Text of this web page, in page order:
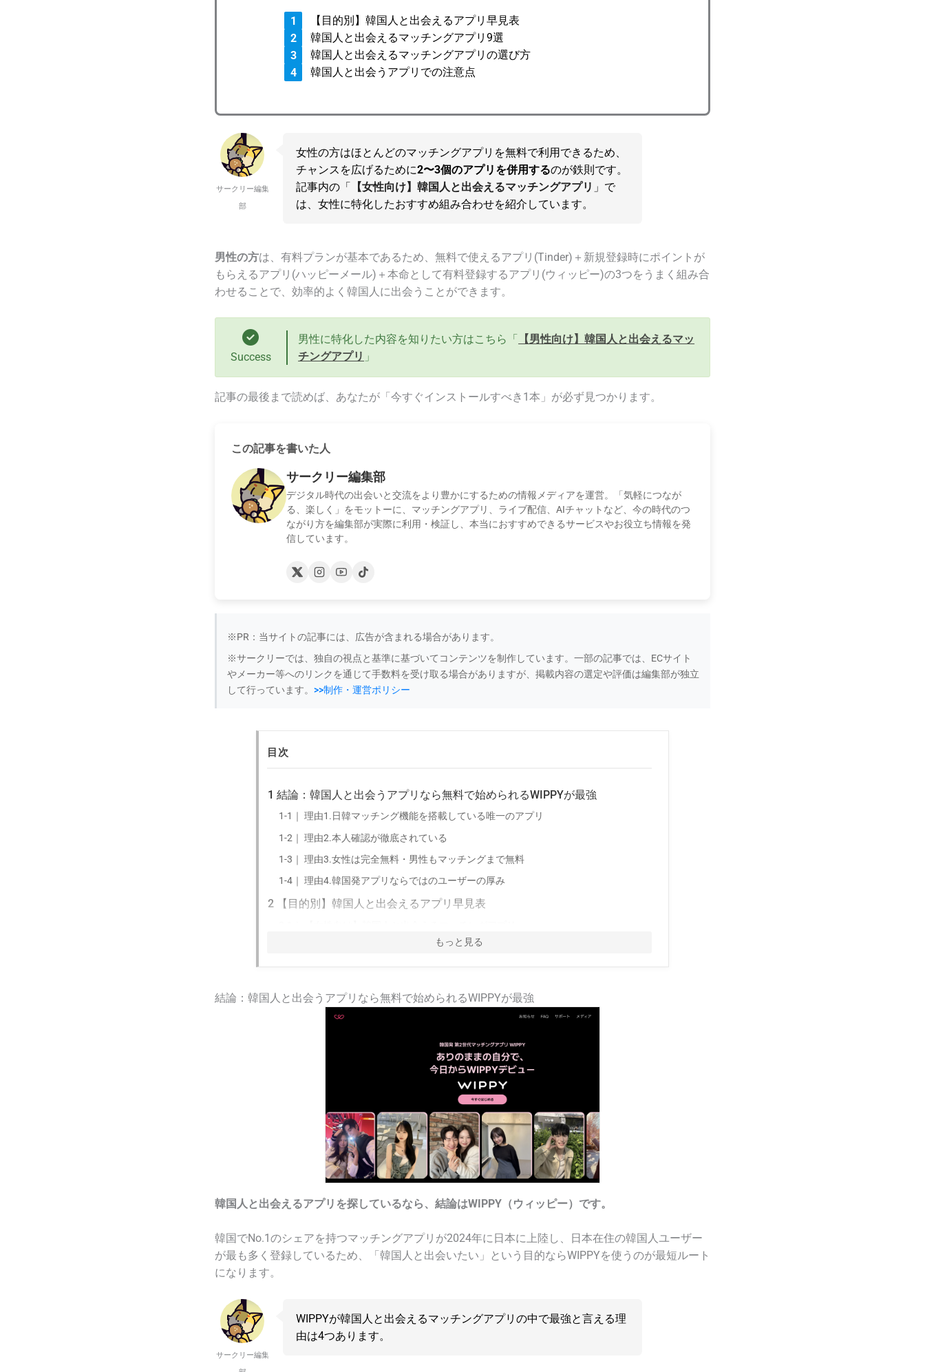
【目的別】韓国人と出会えるアプリ早見表
韓国人と出会えるマッチングアプリ9選
韓国人と出会えるマッチングアプリの選び方
韓国人と出会うアプリでの注意点
サークリー編集
部
女性の方はほとんどのマッチングアプリを無料で利用できるため、
チャンスを広げるために2〜3個のアプリを併用するのが鉄則です。
記事内の「
【女性向け】韓国人と出会えるマッチングアプリ 」で
は、女性に特化したおすすめ組み合わせを紹介しています。
男性の方は、有料プランが基本であるため、無料で使えるアプリ(Tinder)＋新規登録時にポイントが
もらえるアプリ(ハッピーメール)＋本命として有料登録するアプリ(ウィッピー)の3つをうまく組み合
わせることで、効率的よく韓国人に出会うことができます。
Success
男性に特化した内容を知りたい方はこちら「 【男性向け】韓国人と出会えるマッ
チングアプリ 」
記事の最後まで読めば、あなたが「今すぐインストールすべき1本」が必ず見つかります。
この記事を書いた人
サークリー編集部
デジタル時代の出会いと交流をより豊かにするための情報メディアを運営。「気軽につなが
る、楽しく」をモットーに、マッチングアプリ、ライブ配信、AIチャットなど、今の時代のつ
ながり方を編集部が実際に利用・検証し、本当におすすめできるサービスやお役立ち情報を発
信しています。
※PR：当サイトの記事には、広告が含まれる場合があります。
※サークリーでは、独自の視点と基準に基づいてコンテンツを制作しています。一部の記事では、ECサイト
やメーカー等へのリンクを通じて手数料を受け取る場合がありますが、掲載内容の選定や評価は編集部が独立
して行っています。 >>制作・運営ポリシー
目次
1 結論：韓国人と出会うアプリなら無料で始められるWIPPYが最強
1-1｜ 理由1.日韓マッチング機能を搭載している唯一のアプリ
1-2｜ 理由2.本人確認が徹底されている
1-3｜ 理由3.女性は完全無料・男性もマッチングまで無料
1-4｜ 理由4.韓国発アプリならではのユーザーの厚み
2【目的別】韓国人と出会えるアプリ早見表
【男性向け】韓国人と出会えるマッチングアプリ
3-1｜ WIPPY（ウィッピー)
ハッピーメール
Dramatch
韓国人と安全に話せるアプリ2選
Hellotalk
MEEFF（ミーフ）
5韓国人と出会えるマッチングアプリの選び方
韓国人ユーザーが多いアプリか
5-2｜
韓国文化・韓国語対応があるか
6-1｜マッチング直後のKakaoTalk・カカオトーク誘導に注意
6-2｜自動翻訳ツールを使った「なりすまし」の見分け方
もっと見る
結論：韓国人と出会うアプリなら無料で始められるWIPPYが最強
韓国人と出会えるアプリを探しているなら、結論はWIPPY（ウィッピー）です。
韓国でNo.1のシェアを持つマッチングアプリが2024年に日本に上陸し、日本在住の韓国人ユーザー
が最も多く登録しているため、「韓国人と出会いたい」という目的ならWIPPYを使うのが最短ルート
になります。
サークリー編集
WIPPYが韓国人と出会えるマッチングアプリの中で最強と言える理
由は4つあります。